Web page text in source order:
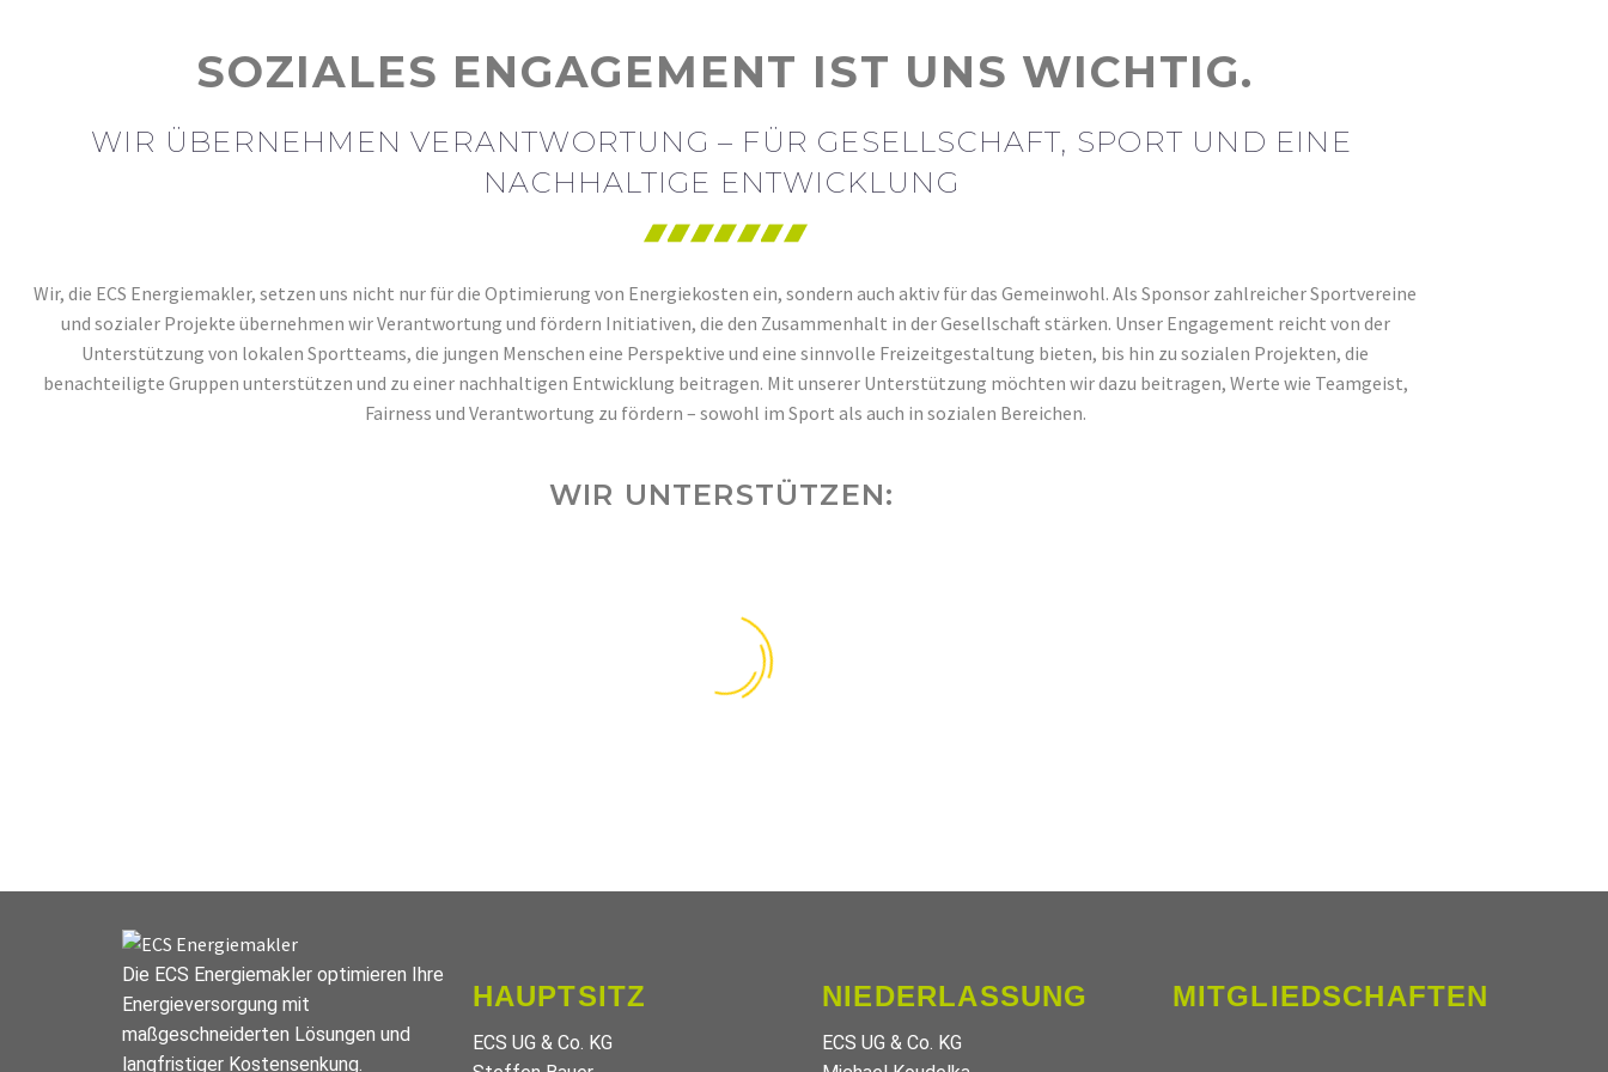
Hausverwaltungen
Betreuung
Betriebe
Handwerksbetriebe
SOZIALES ENGAGEMENT IST UNS WICHTIG.
WIR ÜBERNEHMEN VERANTWORTUNG – FÜR GESELLSCHAFT, SPORT UND EINE
NACHHALTIGE ENTWICKLUNG
Wir, die ECS Energiemakler, setzen uns nicht nur für die Optimierung von Energiekosten ein, sondern auch aktiv für das Gemeinwohl. Als Sponsor zahlreicher Sportvereine
und sozialer Projekte übernehmen wir Verantwortung und fördern Initiativen, die den Zusammenhalt in der Gesellschaft stärken. Unser Engagement reicht von der
Unterstützung von lokalen Sportteams, die jungen Menschen eine Perspektive und eine sinnvolle Freizeitgestaltung bieten, bis hin zu sozialen Projekten, die
benachteiligte Gruppen unterstützen und zu einer nachhaltigen Entwicklung beitragen. Mit unserer Unterstützung möchten wir dazu beitragen, Werte wie Teamgeist,
Fairness und Verantwortung zu fördern – sowohl im Sport als auch in sozialen Bereichen.
WIR UNTERSTÜTZEN:
Die ECS Energiemakler optimieren Ihre
Energieversorgung mit
maßgeschneiderten Lösungen und
langfristiger Kostensenkung.
HAUPTSITZ
ECS UG & Co. KG
NIEDERLASSUNG
ECS UG & Co. KG
MITGLIEDSCHAFTEN